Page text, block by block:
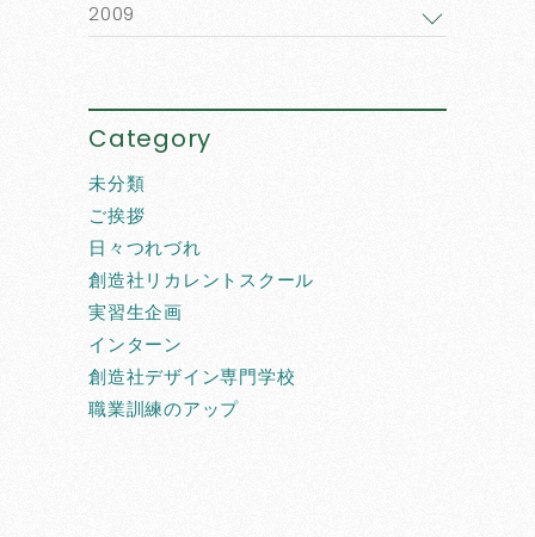
2009
Category
未分類
ご挨拶
日々つれづれ
創造社リカレントスクール
実習生企画
インターン
創造社デザイン専門学校
職業訓練のアップ